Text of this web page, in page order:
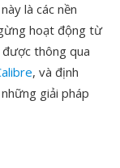
là các nền
hoạt động từ
thông qua
, và định
giải pháp